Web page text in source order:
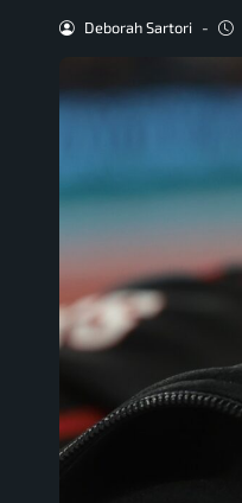
Deborah Sartori -